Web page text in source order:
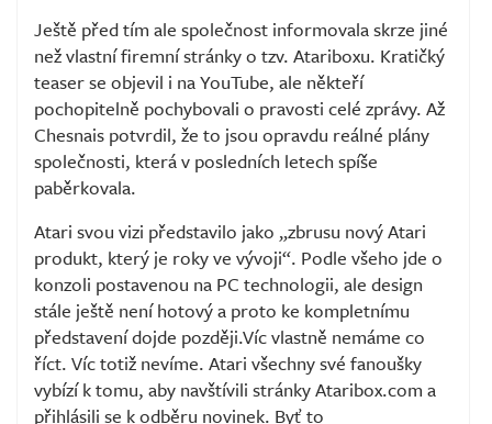
Ještě před tím ale společnost informovala skrze jiné
než vlastní firemní stránky o tzv. Atariboxu. Kratičký
teaser se objevil i na YouTube, ale někteří
pochopitelně pochybovali o pravosti celé zprávy. Až
Chesnais potvrdil, že to jsou opravdu reálné plány
společnosti, která v posledních letech spíše
paběrkovala.
Atari svou vizi představilo jako „zbrusu nový Atari
produkt, který je roky ve vývoji“. Podle všeho jde o
konzoli postavenou na PC technologii, ale design
stále ještě není hotový a proto ke kompletnímu
představení dojde později.Víc vlastně nemáme co
říct. Víc totiž nevíme. Atari všechny své fanoušky
vybízí k tomu, aby navštívili stránky Ataribox.com a
přihlásili se k odběru novinek. Byť to